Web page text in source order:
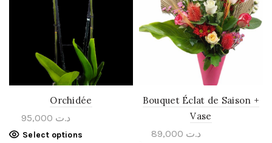
Orchidée
د.ت
Select options
Bouquet Éclat de Saison +
Vase
د.ت